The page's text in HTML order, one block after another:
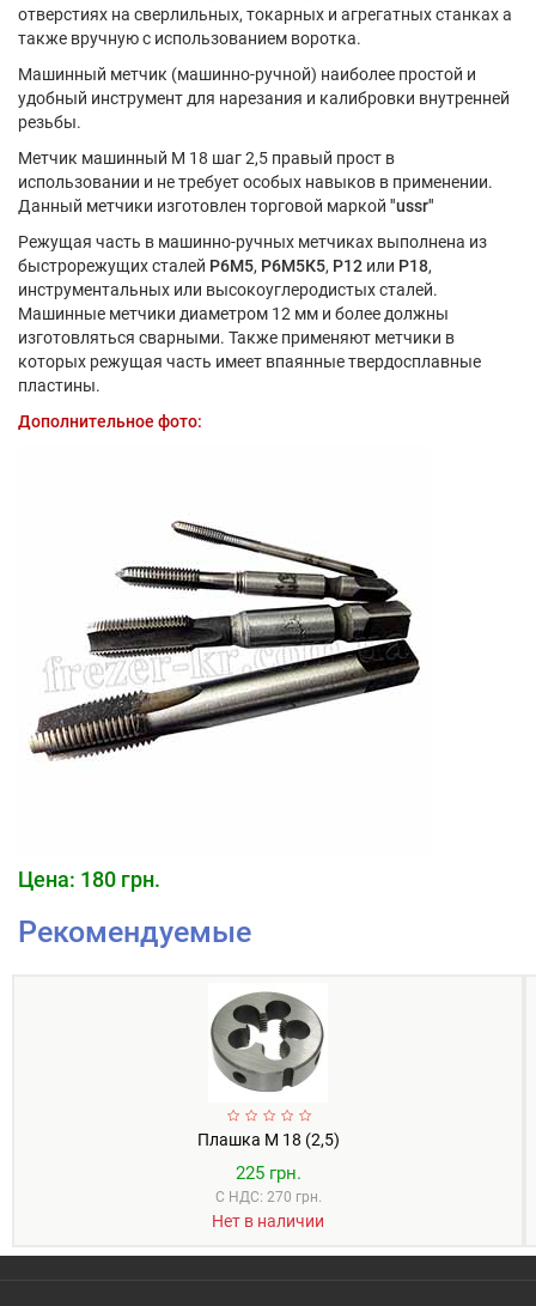
отверстиях на сверлильных, токарных и агрегатных станках а
также вручную с использованием воротка.
Машинный метчик (машинно-ручной) наиболее простой и
удобный инструмент для нарезания и калибровки внутренней
резьбы.
Метчик машинный М 18 шаг 2,5 правый прост в
использовании и не требует особых навыков в применении.
Данный метчики изготовлен торговой маркой "ussr"
Режущая часть в машинно-ручных метчиках выполнена из
быстрорежущих сталей Р6М5, Р6М5К5, Р12 или Р18,
инструментальных или высокоуглеродистых сталей.
Машинные метчики диаметром 12 мм и более должны
изготовляться сварными. Также применяют метчики в
которых режущая часть имеет впаянные твердосплавные
пластины.
Дополнительное фото:
Цена: 180 грн.
Рекомендуемые
Плашка М 18 (2,5)
225 грн.
С НДС: 270 грн.
Нет в наличии